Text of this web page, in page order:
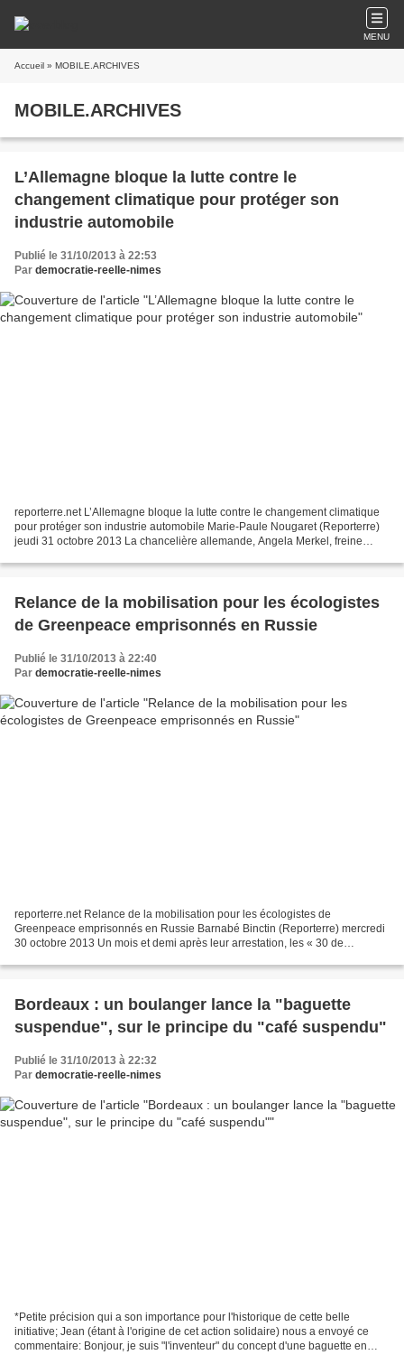
MENU
Accueil » MOBILE.ARCHIVES
MOBILE.ARCHIVES
L’Allemagne bloque la lutte contre le
changement climatique pour protéger son
industrie automobile
Publié le 31/10/2013 à 22:53
Par democratie-reelle-nimes
reporterre.net L’Allemagne bloque la lutte contre le changement climatique
pour protéger son industrie automobile Marie-Paule Nougaret (Reporterre)
jeudi 31 octobre 2013 La chancelière allemande, Angela Merkel, freine
Relance de la mobilisation pour les écologistes
de Greenpeace emprisonnés en Russie
Publié le 31/10/2013 à 22:40
Par democratie-reelle-nimes
reporterre.net Relance de la mobilisation pour les écologistes de
Greenpeace emprisonnés en Russie Barnabé Binctin (Reporterre) mercredi
30 octobre 2013 Un mois et demi après leur arrestation, les « 30 de
Bordeaux : un boulanger lance la "baguette
suspendue", sur le principe du "café suspendu"
Publié le 31/10/2013 à 22:32
Par democratie-reelle-nimes
*Petite précision qui a son importance pour l'historique de cette belle
initiative; Jean (étant à l'origine de cet action solidaire) nous a envoyé ce
commentaire: Bonjour, je suis "l'inventeur" du concept d'une baguette en